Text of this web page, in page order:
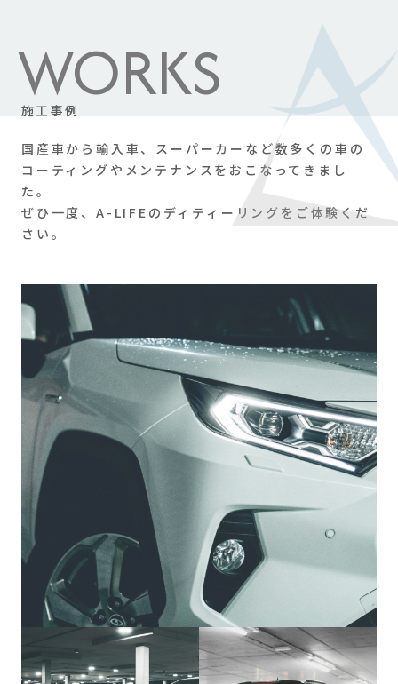
WORKS
施工 事例
国産車から輸入車、スーパーカーなど数多くの車の
コーティングやメンテナンスをおこなってきまし
た。
ぜひ一度、A-LIFEのディティーリングをご体験くだ
さい。